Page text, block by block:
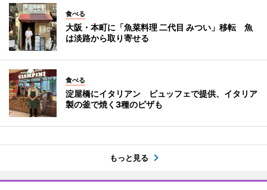
食べる
大阪・本町に「魚菜料理 二代目 みつい」移転 魚
は淡路から取り寄せる
食べる
淀屋橋にイタリアン ビュッフェで提供、イタリア
製の釜で焼く3種のピザも
もっと見る